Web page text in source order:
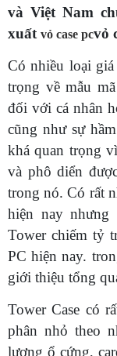
và Việt Nam
xuất vỏ case pcvỏ
Có nhiều loại
trọng về mẫu
đối với cá nhân
cũng như sự
khá quan trọng
và phô diển
trong nó. Có rất
hiện nay
Tower chiếm tỷ
PC hiện nay.
giới thiệu tổng
Tower Case có
phân nhỏ theo
lương ổ cứng,